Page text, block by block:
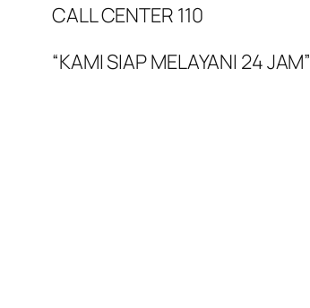
CALL CENTER 110
“KAMI SIAP MELAYANI 24 JAM”